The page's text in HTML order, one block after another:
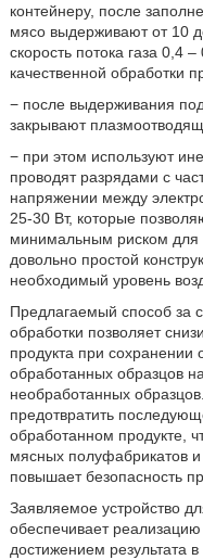
контейнеру, после
мясо выдерживают от 10
скорость потока газа 0,4
качественной обработки
− после выдерживания
закрывают
− при этом используют
проводят разрядами с
напряжении между
25-30 Вт, которые
минимальным риском для
довольно простой
необходимый уровень
Предлагаемый способ за
обработки позволяет
продукта при сохранении
обработанных образцов
необработанных
предотвратить
обработанном продукте,
мясных полуфабрикатов и
повышает безопасность
Заявляемое устройство
обеспечивает
достижением результата